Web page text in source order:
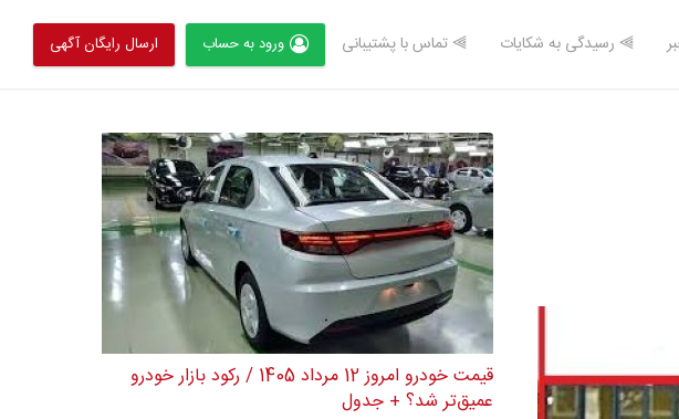
⫸ رسیدگی به شکایات ⫸ تماس با پشتیبانی ورود به حساب ارسال رایگان آگهی
قیمت خودرو امروز 12 مرداد 1405 / رکود بازار خودرو
عمیق‌تر شد؟ + جدول